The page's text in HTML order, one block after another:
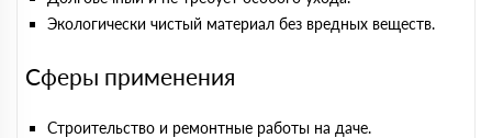
Экологически чистый материал без вредных веществ.
Сферы применения
Строительство и ремонтные работы на даче.